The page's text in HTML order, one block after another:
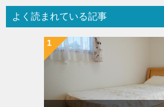
よく読まれている記事